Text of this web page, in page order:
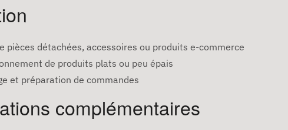
pièces détachées, accessoires ou produits e-commerce
de produits plats ou peu épais
et préparation de commandes
complémentaires